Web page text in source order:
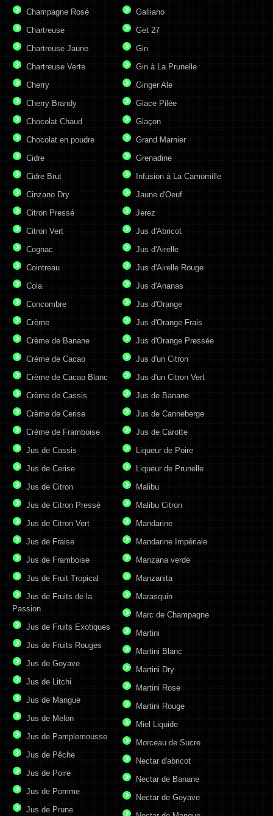
Champagne Rosé
Chartreuse
Chartreuse Jaune
Chartreuse Verte
Cherry
Cherry Brandy
Chocolat Chaud
Chocolat en poudre
Cidre
Cidre Brut
Cinzano Dry
Citron Pressé
Citron Vert
Cognac
Cointreau
Cola
Concombre
Crème
Crème de Banane
Crème de Cacao
Crème de Cacao Blanc
Crème de Cassis
Crème de Cerise
Crème de Framboise
Galliano
Get 27
Gin
Gin à La Prunelle
Ginger Ale
Glace Pilée
Glaçon
Grand Marnier
Grenadine
Infusion à La Camomille
Jaune d'Oeuf
Jerez
Jus d'Abricot
Jus d'Airelle
Jus d'Airelle Rouge
Jus d'Ananas
Jus d'Orange
Jus d'Orange Frais
Jus d'Orange Pressée
Jus d'un Citron
Jus d'un Citron Vert
Jus de Banane
Jus de Canneberge
Jus de Carotte
Jus de Cassis
Jus de Cerise
Jus de Citron
Jus de Citron Pressé
Jus de Citron Vert
Jus de Fraise
Jus de Framboise
Jus de Fruit Tropical
Jus de Fruits de la
Passion
Jus de Fruits Exotiques
Jus de Fruits Rouges
Jus de Goyave
Jus de Litchi
Jus de Mangue
Jus de Melon
Jus de Pamplemousse
Jus de Pêche
Jus de Poire
Jus de Pomme
Jus de Prune
Liqueur de Poire
Liqueur de Prunelle
Malibu
Malibu Citron
Mandarine
Mandarine Impériale
Manzana verde
Manzanita
Marasquin
Marc de Champagne
Martini
Martini Blanc
Martini Dry
Martini Rose
Martini Rouge
Miel Liquide
Morceau de Sucre
Nectar d'abricot
Nectar de Banane
Nectar de Goyave